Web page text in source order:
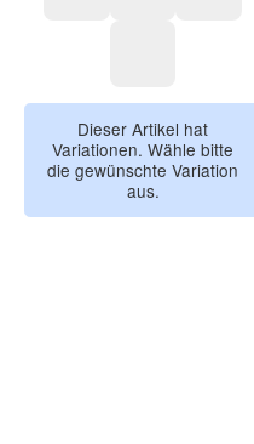
Dieser Artikel hat
Variationen. Wähle bitte
die gewünschte Variation
aus.